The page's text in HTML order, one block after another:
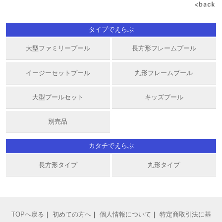
タイプでえらぶ
大型ファミリープール 長方形フレームプール
イージーセットプール 丸形フレームプール
大型プールセット キッズプール
別売品
カタチでえらぶ
長方形タイプ 丸形タイプ
TOPへ戻る ｜ 初めての方へ｜ 個人情報について ｜ 特定商取引法に基